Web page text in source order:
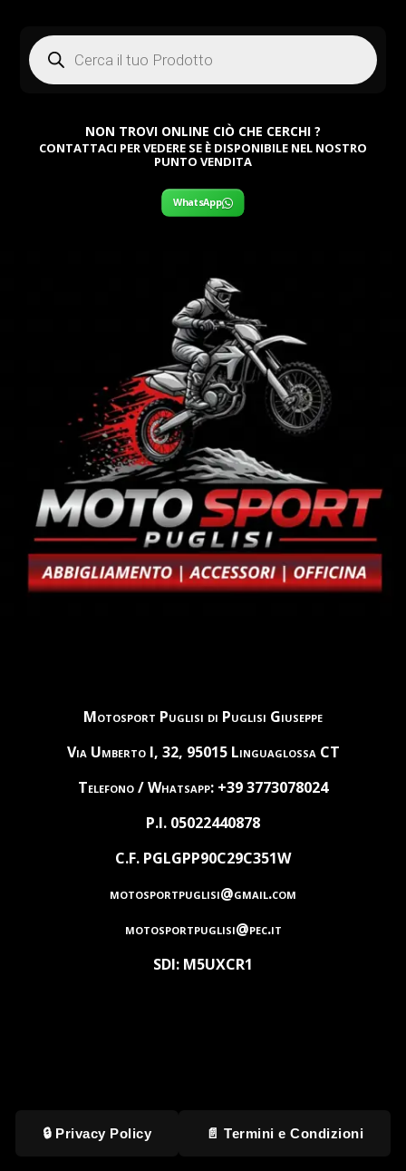
Products
search
NON TROVI ONLINE CIÒ CHE CERCHI ?
CONTATTACI PER VEDERE SE È DISPONIBILE NEL NOSTRO
PUNTO VENDITA
WhatsApp
Motosport Puglisi di Puglisi Giuseppe
Via Umberto I, 32, 95015 Linguaglossa CT
Telefono / Whatsapp: +39 3773078024
P.I. 05022440878
C.F. PGLGPP90C29C351W
motosportpuglisi@gmail.com
motosportpuglisi@pec.it
SDI: M5UXCR1
🔒 Privacy Policy 📄 Termini e Condizioni